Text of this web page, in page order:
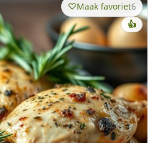
Maak favoriet6
👍